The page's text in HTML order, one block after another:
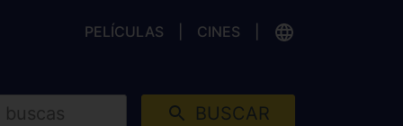
PELÍCULAS CINES
BUSCAR